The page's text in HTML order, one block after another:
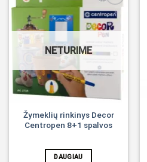
Noriu!
NETURIME
Žymeklių rinkinys Decor
Centropen 8+1 spalvos
DAUGIAU